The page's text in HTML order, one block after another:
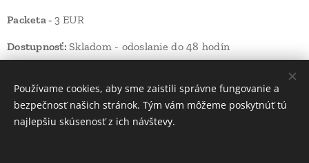
Packeta - 3 EUR
Dostupnosť:Skladom - odoslanie do 48 hodín
19,00Kč 50,00Kč
Používame cookies, aby sme zaistili správne fungovanie a
bezpečnosť našich stránok. Tým vám môžeme poskytnúť tú
najlepšiu skúsenosť z ich návštevy.